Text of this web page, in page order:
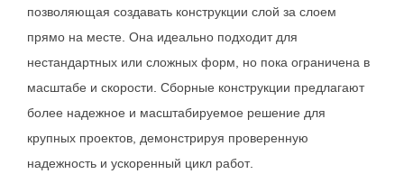
позволяющая создавать конструкции слой за слоем
прямо на месте. Она идеально подходит для
нестандартных или сложных форм, но пока ограничена в
масштабе и скорости. Сборные конструкции предлагают
более надежное и масштабируемое решение для
крупных проектов, демонстрируя проверенную
надежность и ускоренный цикл работ.